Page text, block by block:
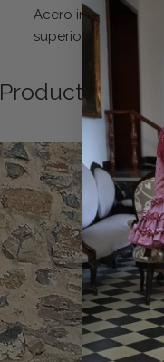
Acero inoxidable.
superior como abajo
Productos